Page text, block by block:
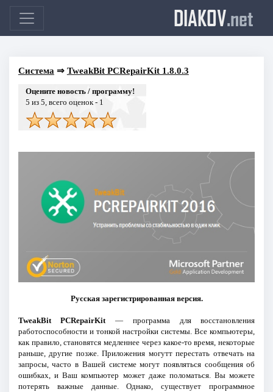
DIAKOV.net
Система ⇒ TweakBit PCRepairKit 1.8.0.3
Оцените новость / программу!
5 из 5, всего оценок - 1
Русская зарегистрированная версия.
TweakBit PCRepairKit— программа для восстановления
работоспособности и тонкой настройки системы. Все компьютеры,
как правило, становятся медленнее через какое-то время, некоторые
раньше, другие позже. Приложения могутт перестать отвечать на
запросы, часто в Вашей системе могут появляться сообщения об
ошибках, и Ваш компьютер может даже поломаться. Вы можете
потерять важные данные. Однако, существует программное